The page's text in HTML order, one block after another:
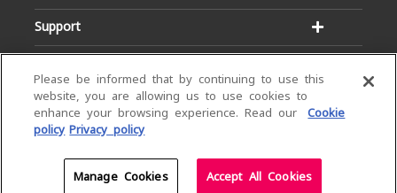
Support
Email:
© Dialog Axiata PLC. All Rights Reserved
Please be informed that by continuing to use this
website, you are allowing us to use cookies to
enhance your browsing experience. Read our
Cookie
policy Privacy policy
Manage Cookies Accept All Cookies